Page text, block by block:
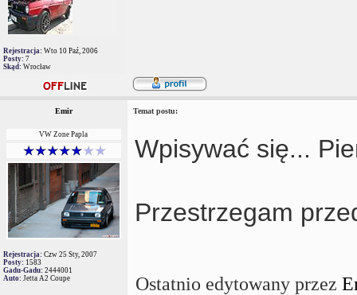
Rejestracja: Wto 10 Paź, 2006
Posty: 7
Skąd: Wrocław
Emir Temat postu:
VW Zone Papla
Rejestracja: Czw 25 Sty, 2007
Posty: 1583
Gadu-Gadu: 2444001
Auto: Jetta A2 Coupe
Wpisywać się...
Przestrzegam
Ostatnio edytowany przez